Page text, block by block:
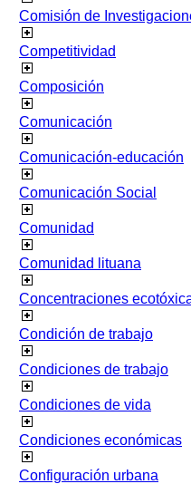
Comisión de
Competitividad
Composición
Comunicación
Comunicación-educación
Comunicación Social
Comunidad
Comunidad lituana
Concentraciones
Condición de trabajo
Condiciones de trabajo
Condiciones de vida
Condiciones económicas
Configuración urbana